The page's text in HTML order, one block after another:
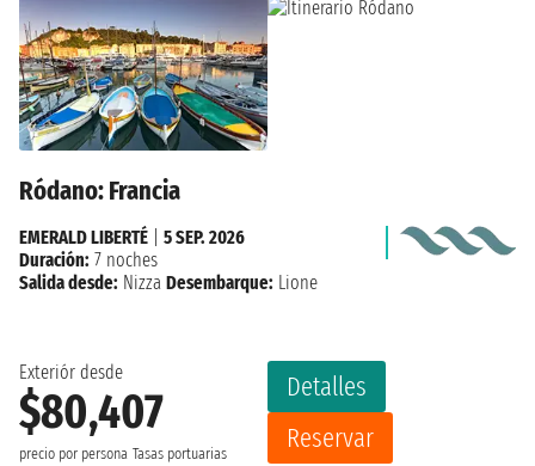
Ródano: Francia
Exteriór desde
$80,407
precio por persona Tasas portuarias
Detalles
Reservar
EMERALD LIBERTÉ
5 SEP. 2026
Duración: 7 noches
Salida desde: Nizza Desembarque: Lione